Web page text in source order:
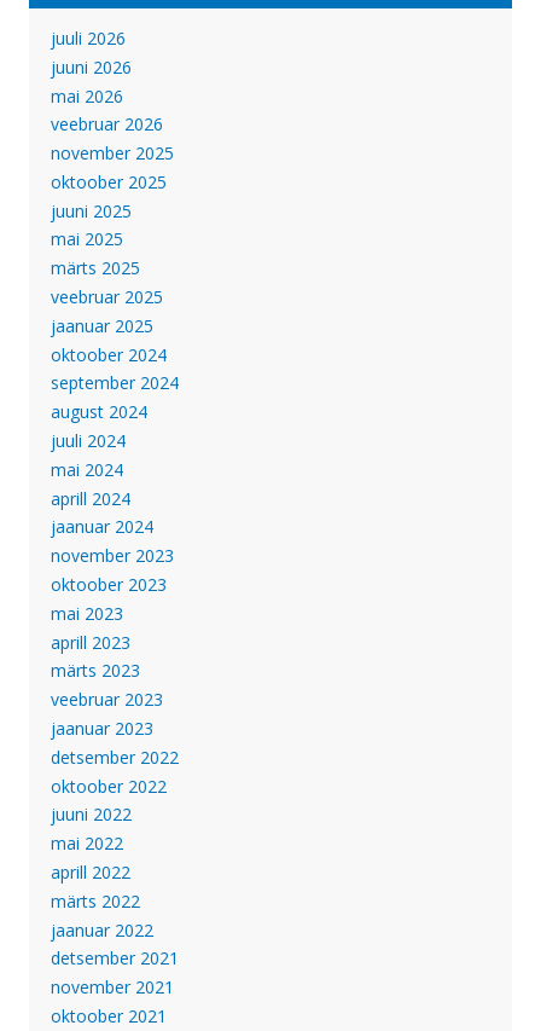
juuli 2026
juuni 2026
mai 2026
veebruar 2026
november 2025
oktoober 2025
juuni 2025
mai 2025
märts 2025
veebruar 2025
jaanuar 2025
oktoober 2024
september 2024
august 2024
juuli 2024
mai 2024
aprill 2024
jaanuar 2024
november 2023
oktoober 2023
mai 2023
aprill 2023
märts 2023
veebruar 2023
jaanuar 2023
detsember 2022
oktoober 2022
juuni 2022
mai 2022
aprill 2022
märts 2022
jaanuar 2022
detsember 2021
november 2021
oktoober 2021